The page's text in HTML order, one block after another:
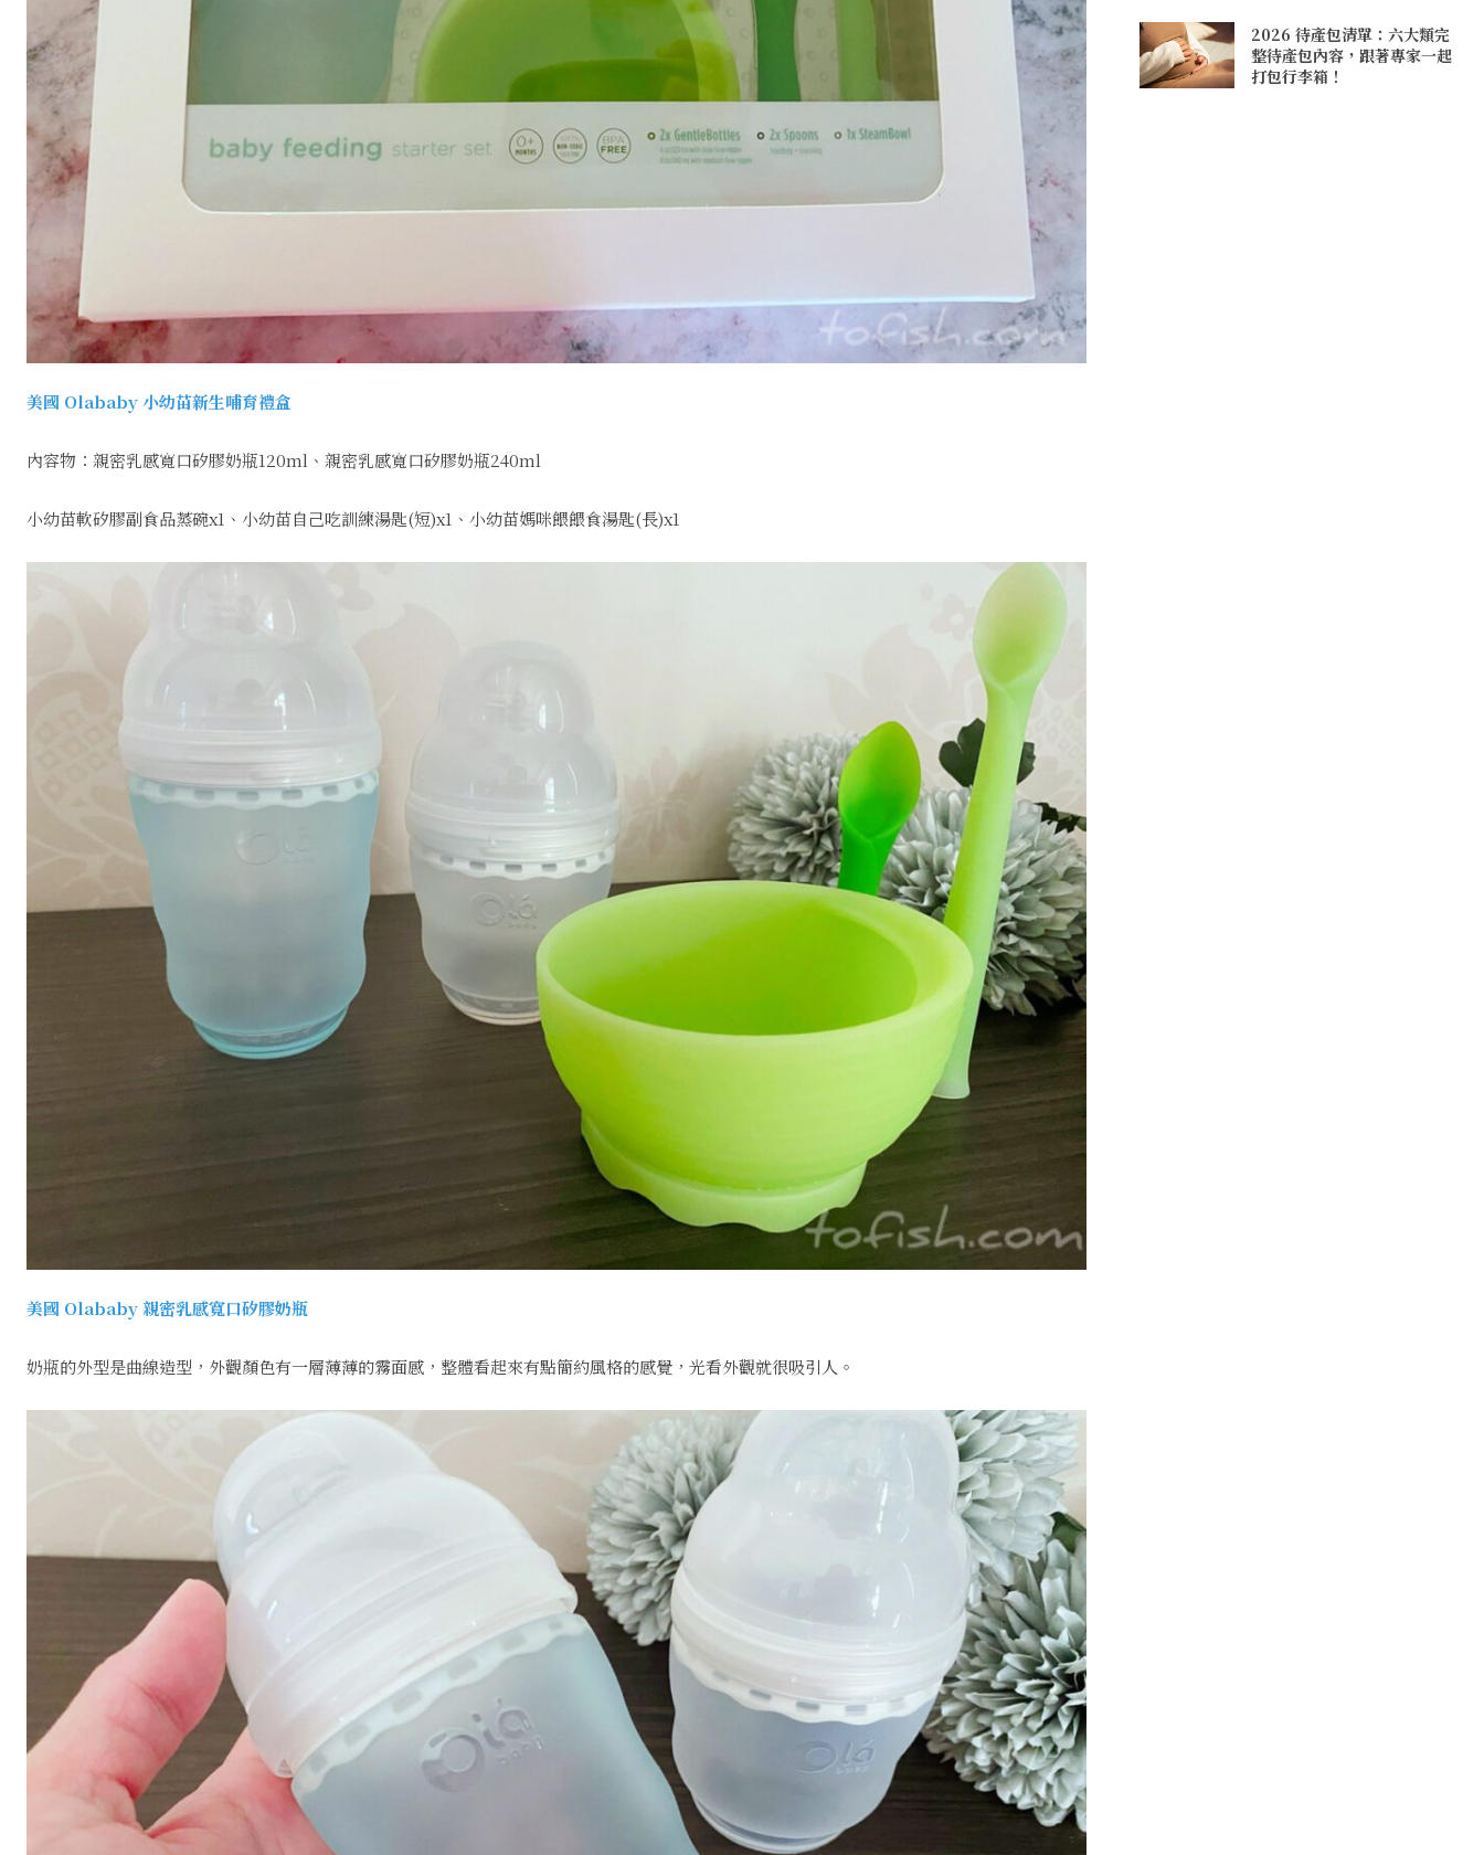
美國 Olababy 小幼苗新生哺育禮盒
內容物：親密乳感寬口矽膠奶瓶120ml、親密乳感寬口矽膠奶瓶240ml
小幼苗軟矽膠副食品蒸碗x1、小幼苗自己吃訓練湯匙(短)x1、小幼苗媽咪餵餵食湯匙(長)x1
美國 Olababy 親密乳感寬口矽膠奶瓶
奶瓶的外型是曲線造型，外觀顏色有一層薄薄的霧面感，整體看起來有點簡約風格的感覺，光看外觀就很吸引人。
2026 待產包清單：六大類完
整待產包內容，跟著專家一起
打包行李箱！